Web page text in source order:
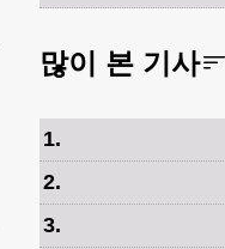
많이 본 기사
1.
2.
3.